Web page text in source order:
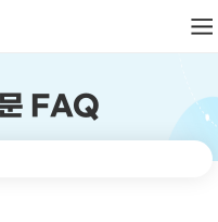
FAQ